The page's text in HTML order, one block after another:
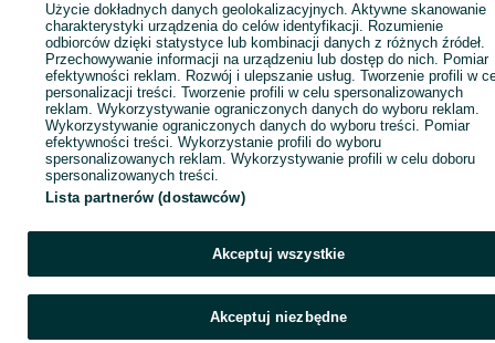
Użycie dokładnych danych geolokalizacyjnych. Aktywne skanowanie
charakterystyki urządzenia do celów identyfikacji. Rozumienie
odbiorców dzięki statystyce lub kombinacji danych z różnych źródeł.
Przechowywanie informacji na urządzeniu lub dostęp do nich. Pomiar
efektywności reklam. Rozwój i ulepszanie usług. Tworzenie profili w
personalizacji treści. Tworzenie profili w celu spersonalizowanych
reklam. Wykorzystywanie ograniczonych danych do wyboru reklam.
Wykorzystywanie ograniczonych danych do wyboru treści. Pomiar
efektywności treści. Wykorzystanie profili do wyboru
spersonalizowanych reklam. Wykorzystywanie profili w celu doboru
spersonalizowanych treści.
Lista partnerów (dostawców)
Akceptuj wszystkie
Akceptuj niezbędne